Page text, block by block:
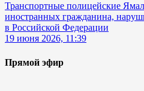
Транспортные полицейские
иностранных гражданина,
в Российской Федерации
19 июня 2026, 11:39
Прямой эфир